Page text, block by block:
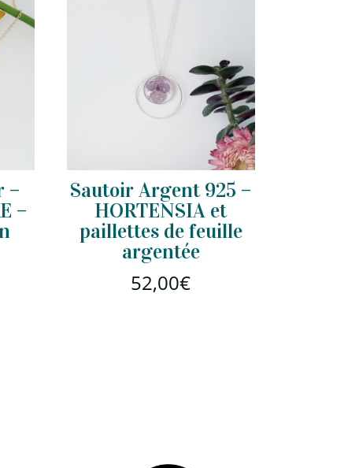
–
–
Sautoir Argent 925 –
HORTENSIA et
paillettes de feuille
argentée
52,00€